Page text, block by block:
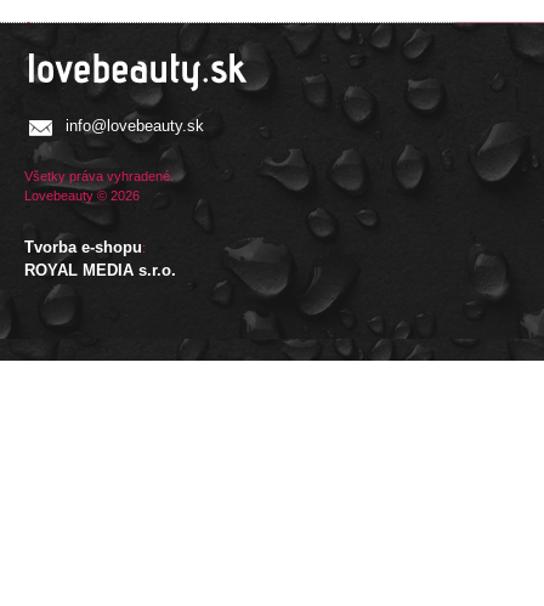
info@lovebeauty.sk
Všetky práva vyhradené.
Lovebeauty © 2026
Tvorba e-shopu:
ROYAL MEDIA s.r.o.